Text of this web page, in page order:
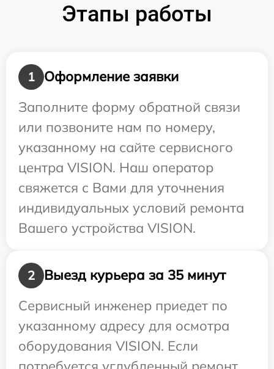
Этапы работы
1
Оформление заявки
Заполните форму обратной связи
или позвоните нам по номеру,
указанному на сайте сервисного
центра VISION. Наш оператор
свяжется с Вами для уточнения
индивидуальных условий ремонта
Вашего устройства VISION.
2
Выезд курьера за 35 минут
Сервисный инженер приедет по
указанному адресу для осмотра
оборудования VISION. Если